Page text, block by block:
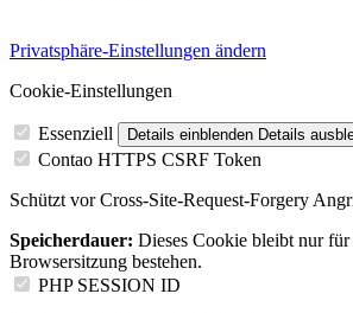
Privatsphäre-Einstellungen ändern
Cookie-Einstellungen
Essenziell Details einblenden Details
Contao HTTPS CSRF Token
Schützt vor Cross-Site-Request-Forgery
Speicherdauer: Dieses Cookie bleibt nur
Browsersitzung bestehen.
PHP SESSION ID